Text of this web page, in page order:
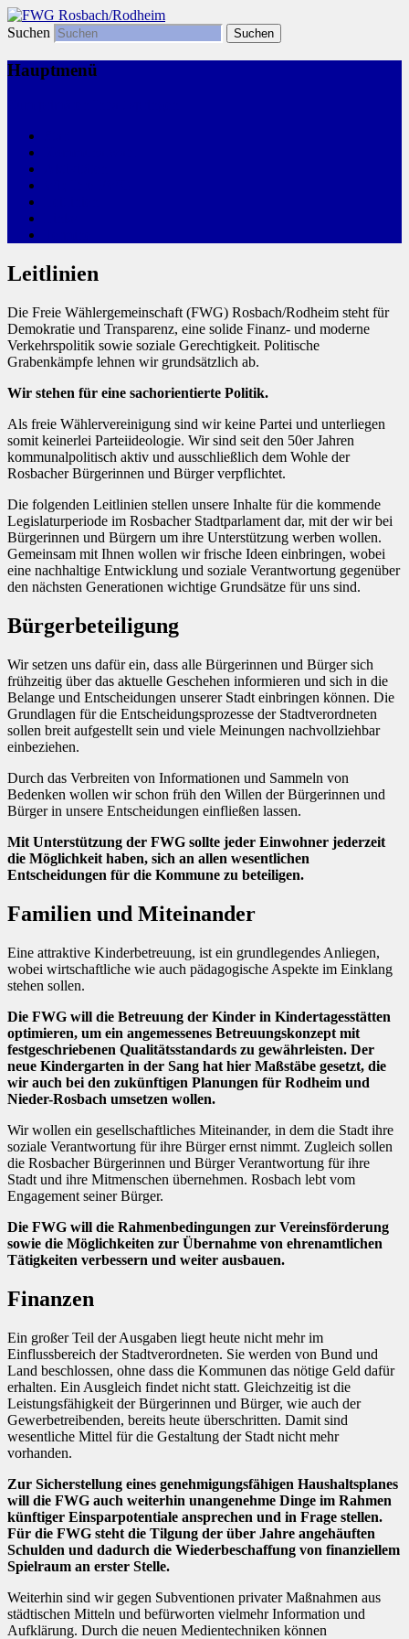
FWG Rosbach/Rodheim
Freie Wählergemeinschaft
Suchen
Hauptmenü
Leitlinien
Die Freie Wählergemeinschaft (FWG) Rosbach/Rodheim steht für
Demokratie und Transparenz, eine solide Finanz- und moderne
Verkehrspolitik sowie soziale Gerechtigkeit. Politische
Grabenkämpfe lehnen wir grundsätzlich ab.
Wir stehen für eine sachorientierte Politik.
Als freie Wählervereinigung sind wir keine Partei und unterliegen
somit keinerlei Parteiideologie. Wir sind seit den 50er Jahren
kommunalpolitisch aktiv und ausschließlich dem Wohle der
Rosbacher Bürgerinnen und Bürger verpflichtet.
Die folgenden Leitlinien stellen unsere Inhalte für die kommende
Legislaturperiode im Rosbacher Stadtparlament dar, mit der wir bei
Bürgerinnen und Bürgern um ihre Unterstützung werben wollen.
Gemeinsam mit Ihnen wollen wir frische Ideen einbringen, wobei
eine nachhaltige Entwicklung und soziale Verantwortung gegenüber
den nächsten Generationen wichtige Grundsätze für uns sind.
Bürgerbeteiligung
Wir setzen uns dafür ein, dass alle Bürgerinnen und Bürger sich
frühzeitig über das aktuelle Geschehen informieren und sich in die
Belange und Entscheidungen unserer Stadt einbringen können. Die
Grundlagen für die Entscheidungsprozesse der Stadtverordneten
sollen breit aufgestellt sein und viele Meinungen nachvollziehbar
einbeziehen.
Durch das Verbreiten von Informationen und Sammeln von
Bedenken wollen wir schon früh den Willen der Bürgerinnen und
Bürger in unsere Entscheidungen einfließen lassen.
Mit Unterstützung der FWG sollte jeder Einwohner jederzeit
die Möglichkeit haben, sich an allen wesentlichen
Entscheidungen für die Kommune zu beteiligen.
Familien und Miteinander
Eine attraktive Kinderbetreuung, ist ein grundlegendes Anliegen,
wobei wirtschaftliche wie auch pädagogische Aspekte im Einklang
stehen sollen.
Die FWG will die Betreuung der Kinder in Kindertagesstätten
optimieren, um ein angemessenes Betreuungskonzept mit
festgeschriebenen Qualitätsstandards zu gewährleisten. Der
neue Kindergarten in der Sang hat hier Maßstäbe gesetzt, die
wir auch bei den zukünftigen Planungen für Rodheim und
Nieder-Rosbach umsetzen wollen.
Wir wollen ein gesellschaftliches Miteinander, in dem die Stadt ihre
soziale Verantwortung für ihre Bürger ernst nimmt. Zugleich sollen
die Rosbacher Bürgerinnen und Bürger Verantwortung für ihre
Stadt und ihre Mitmenschen übernehmen. Rosbach lebt vom
Engagement seiner Bürger.
Die FWG will die Rahmenbedingungen zur Vereinsförderung
sowie die Möglichkeiten zur Übernahme von ehrenamtlichen
Tätigkeiten verbessern und weiter ausbauen.
Finanzen
Ein großer Teil der Ausgaben liegt heute nicht mehr im
Einflussbereich der Stadtverordneten. Sie werden von Bund und
Land beschlossen, ohne dass die Kommunen das nötige Geld dafür
erhalten. Ein Ausgleich findet nicht statt. Gleichzeitig ist die
Leistungsfähigkeit der Bürgerinnen und Bürger, wie auch der
Gewerbetreibenden, bereits heute überschritten. Damit sind
wesentliche Mittel für die Gestaltung der Stadt nicht mehr
vorhanden.
Zur Sicherstellung eines genehmigungsfähigen Haushaltsplanes
will die FWG auch weiterhin unangenehme Dinge im Rahmen
künftiger Einsparpotentiale ansprechen und in Frage stellen.
Für die FWG steht die Tilgung der über Jahre angehäuften
Schulden und dadurch die Wiederbeschaffung von finanziellem
Spielraum an erster Stelle.
Weiterhin sind wir gegen Subventionen privater Maßnahmen aus
städtischen Mitteln und befürworten vielmehr Information und
Aufklärung. Durch die neuen Medientechniken können